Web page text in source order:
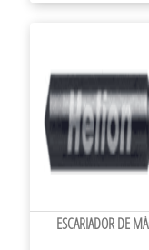
ESCARIADOR DE